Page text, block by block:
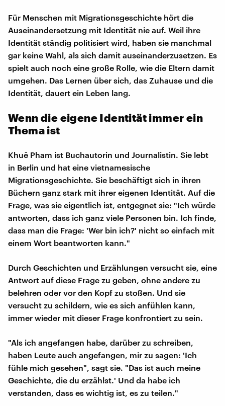
Für Menschen mit Migrationsgeschichte hört die
Auseinandersetzung mit Identität nie auf. Weil ihre
Identität ständig politisiert wird, haben sie manchmal
gar keine Wahl, als sich damit auseinanderzusetzen. Es
spielt auch noch eine große Rolle, wie die Eltern damit
umgehen. Das Lernen über sich, das Zuhause und die
Identität, dauert ein Leben lang.
Wenn die eigene Identität immer ein
Thema ist
Khuê Pham ist Buchautorin und Journalistin. Sie lebt
in Berlin und hat eine vietnamesische
Migrationsgeschichte. Sie beschäftigt sich in ihren
Büchern ganz stark mit ihrer eigenen Identität. Auf die
Frage, was sie eigentlich ist, entgegnet sie: "Ich würde
antworten, dass ich ganz viele Personen bin. Ich finde,
dass man die Frage: 'Wer bin ich?' nicht so einfach mit
einem Wort beantworten kann."
Durch Geschichten und Erzählungen versucht sie, eine
Antwort auf diese Frage zu geben, ohne andere zu
belehren oder vor den Kopf zu stoßen. Und sie
versucht zu schildern, wie es sich anfühlen kann,
immer wieder mit dieser Frage konfrontiert zu sein.
"Als ich angefangen habe, darüber zu schreiben,
haben Leute auch angefangen, mir zu sagen: 'Ich
fühle mich gesehen", sagt sie. "Das ist auch meine
Geschichte, die du erzählst.' Und da habe ich
verstanden, dass es wichtig ist, es zu teilen."